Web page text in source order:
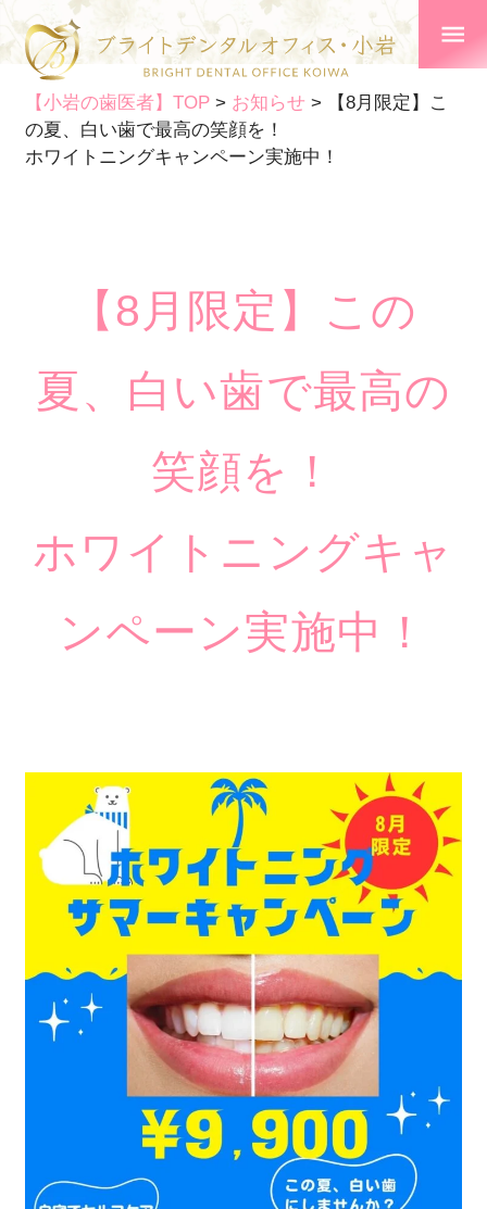
【小岩の歯医者】TOP> お知らせ >
【8月限定】こ
の夏、白い歯で最高の笑顔を！
ホワイトニングキャンペーン実施中！
【8月限定】この
夏、白い歯で最高の
笑顔を！
ホワイトニングキャ
ンペーン実施中！